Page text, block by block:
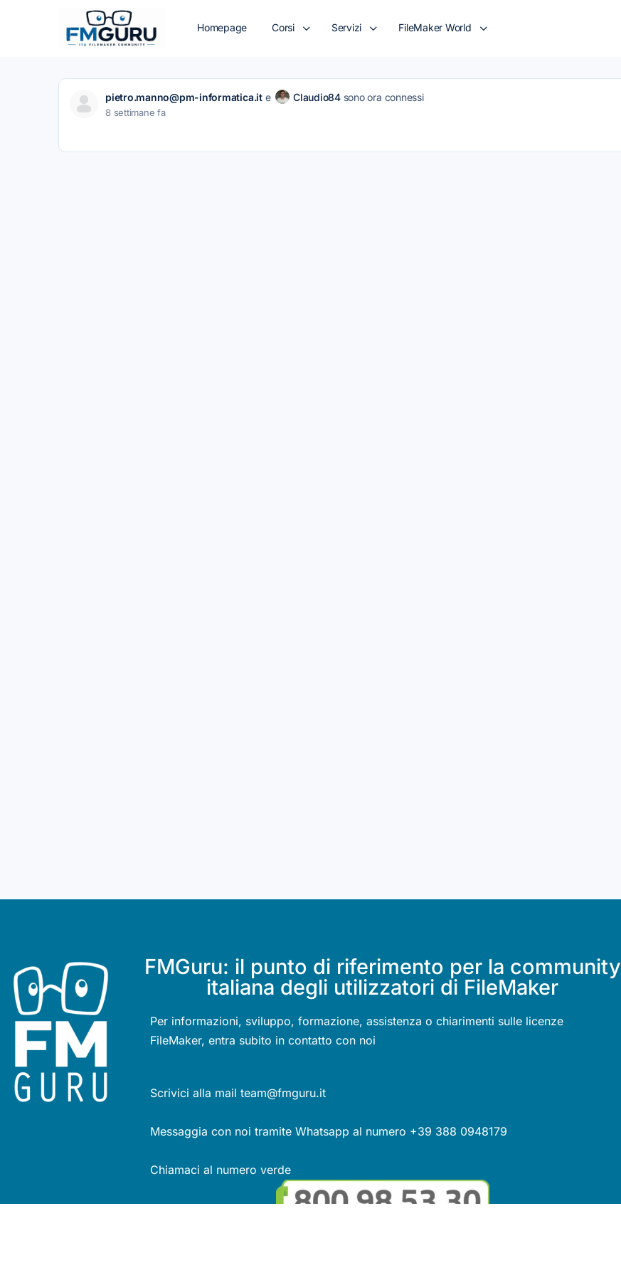
Homepage Corsi Servizi FileMaker World
pietro.manno@pm-informatica.ite Claudio84sono ora connessi
8 settimane fa
FMGuru: il punto di riferimento per la community
italiana degli utilizzatori di FileMaker
Per informazioni, sviluppo, formazione, assistenza o chiarimenti sulle licenze
FileMaker, entra subito in contatto con noi
Scrivici alla mail team@fmguru.it
Messaggia con noi tramite Whatsapp al numero +39 388 0948179
Chiamaci al numero verde